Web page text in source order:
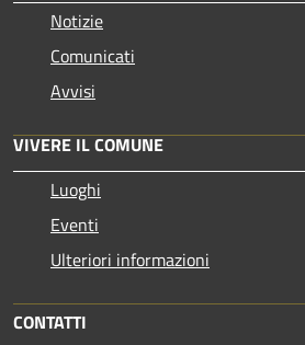
Notizie
Comunicati
Avvisi
VIVERE IL COMUNE
Luoghi
Eventi
Ulteriori informazioni
CONTATTI